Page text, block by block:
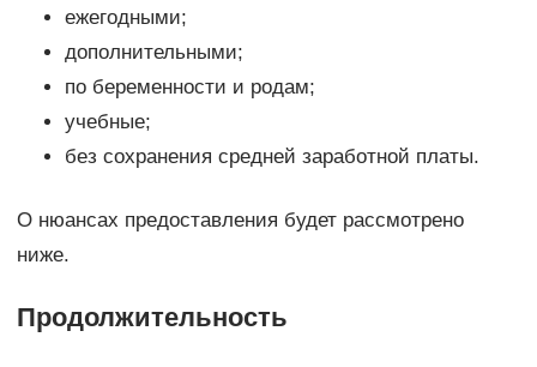
ежегодными;
дополнительными;
по беременности и родам;
учебные;
без сохранения средней заработной платы.
О нюансах предоставления будет рассмотрено
ниже.
Продолжительность